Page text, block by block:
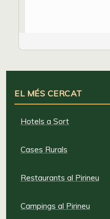
EL MÉS CERCAT
Hotels a Sort
Cases Rurals
Restaurants al Pirineu
Campings al Pirineu